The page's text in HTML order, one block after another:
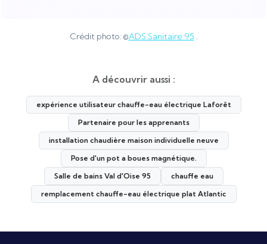
Crédit photo: ©ADS Sanitaire 95 .
A découvrir aussi :
expérience utilisateur chauffe-eau électrique Laforêt
Partenaire pour les apprenants
installation chaudière maison individuelle neuve
Pose d'un pot a boues magnétique.
Salle de bains Val d'Oise 95
chauffe eau
remplacement chauffe-eau électrique plat Atlantic